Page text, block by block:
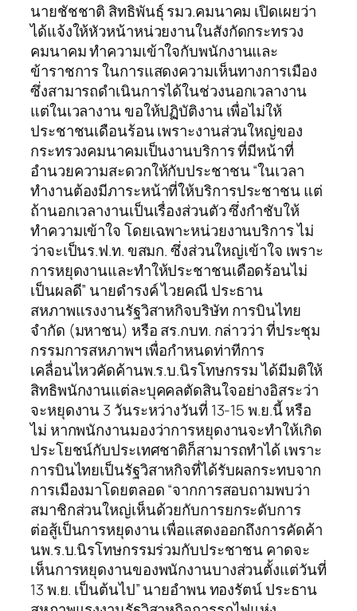
นายชัชชาติ สิทธิพันธุ์ รมว.คมนาคม เปิดเผยว่า
ได้แจ้งให้หัวหน้าหน่วยงานในสังกัดกระทรวง
คมนาคม ทำความเข้าใจกับพนักงานและ
ข้าราชการ ในการแสดงความเห็นทางการเมือง
ซึ่งสามารถดำเนินการได้ในช่วงนอกเวลางาน
แต่ในเวลางาน ขอให้ปฏิบัติงาน เพื่อไม่ให้
ประชาชนเดือนร้อน เพราะงานส่วนใหญ่ของ
กระทรวงคมนาคมเป็นงานบริการ ที่มีหน้าที่
อำนวยความสะดวกให้กับประชาชน “ในเวลา
ทำงานต้องมีภาระหน้าที่ให้บริการประชาชน แต่
ถ้านอกเวลางานเป็นเรื่องส่วนตัว ซึ่งกำชับให้
ทำความเข้าใจ โดยเฉพาะหน่วยงานบริการ ไม่
ว่าจะเป็นร.ฟ.ท. ขสมก. ซึ่งส่วนใหญ่เข้าใจ เพราะ
การหยุดงานและทำให้ประชาชนเดือดร้อนไม่
เป็นผลดี” นายดำรงค์ ไวยคณี ประธาน
สหภาพแรงงานรัฐวิสาหกิจบริษัท การบินไทย
จำกัด (มหาชน) หรือ สร.กบท. กล่าวว่า ที่ประชุม
กรรมการสหภาพฯ เพื่อกำหนดท่าทีการ
เคลื่อนไหวคัดค้านพ.ร.บ.นิรโทษกรรม ได้มีมติให้
สิทธิพนักงานแต่ละบุคคลตัดสินใจอย่างอิสระว่า
จะหยุดงาน 3 วันระหว่างวันที่ 13-15 พ.ย.นี้ หรือ
ไม่ หากพนักงานมองว่าการหยุดงานจะทำให้เกิด
ประโยชน์กับประเทศชาติก็สามารถทำได้ เพราะ
การบินไทยเป็นรัฐวิสาหกิจที่ได้รับผลกระทบจาก
การเมืองมาโดยตลอด “จากการสอบถามพบว่า
สมาชิกส่วนใหญ่เห็นด้วยกับการยกระดับการ
ต่อสู้เป็นการหยุดงาน เพื่อแสดงออกถึงการคัดค้า
นพ.ร.บ.นิรโทษกรรมร่วมกับประชาชน คาดจะ
เห็นการหยุดงานของพนักงานบางส่วนตั้งแต่วันที่
13 พ.ย. เป็นต้นไป” นายอำพน ทองรัตน์ ประธาน